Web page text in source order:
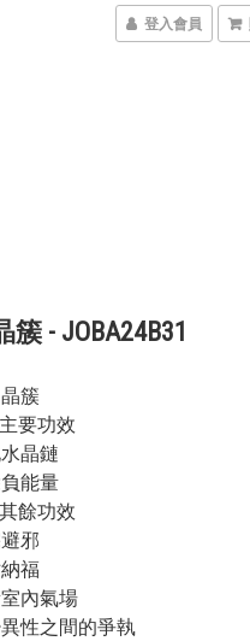
登入會員
簇 - JOBA24B31
簇
主要功效
晶鏈
能量
其餘功效
邪
福
內氣場
性之間的爭執